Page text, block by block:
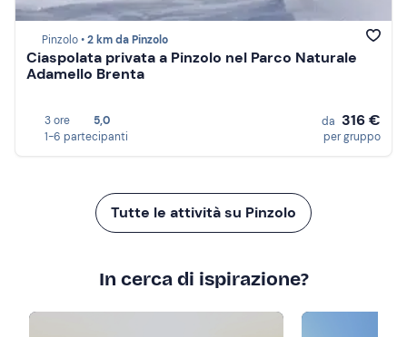
Pinzolo •2 km da Pinzolo
Ciaspolata privata a Pinzolo nel Parco Naturale
Adamello Brenta
3 ore
5,0
1-6 partecipanti
da 316 €
per gruppo
Tutte le attività su Pinzolo
In cerca di ispirazione?